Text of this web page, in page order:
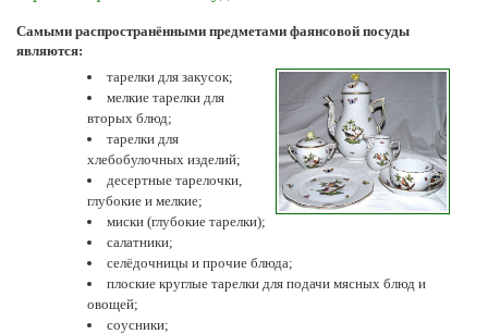
Самыми распространёнными предметами фаянсовой посуды
являются:
тарелки для закусок;
мелкие тарелки для
вторых блюд;
тарелки для
хлебобулочных изделий;
десертные тарелочки,
глубокие и мелкие;
миски (глубокие тарелки);
салатники;
селёдочницы и прочие блюда;
плоские круглые тарелки для подачи мясных блюд и
овощей;
соусники;